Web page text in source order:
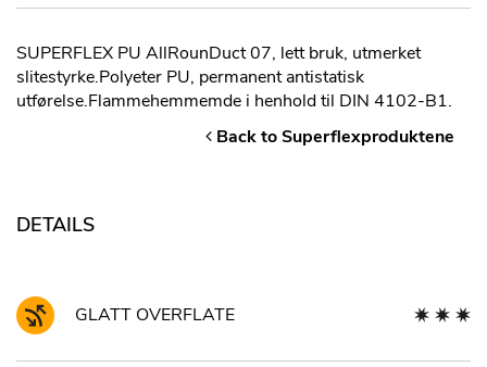
SUPERFLEX PU AllRounDuct 07, lett bruk, utmerket
slitestyrke.Polyeter PU, permanent antistatisk
utførelse.Flammehemmemde i henhold til DIN 4102-B1.
Back to Superflexproduktene
DETAILS
GLATT OVERFLATE